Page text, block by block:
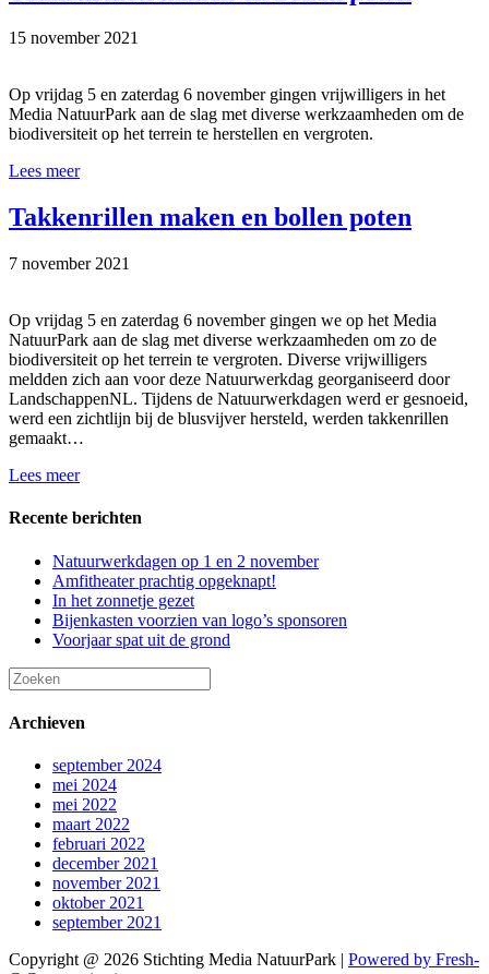
15 november 2021
Op vrijdag 5 en zaterdag 6 november gingen vrijwilligers in het
Media NatuurPark aan de slag met diverse werkzaamheden om de
biodiversiteit op het terrein te herstellen en vergroten.
Lees meer
Takkenrillen maken en bollen poten
7 november 2021
Op vrijdag 5 en zaterdag 6 november gingen we op het Media
NatuurPark aan de slag met diverse werkzaamheden om zo de
biodiversiteit op het terrein te vergroten. Diverse vrijwilligers
meldden zich aan voor deze Natuurwerkdag georganiseerd door
LandschappenNL. Tijdens de Natuurwerkdagen werd er gesnoeid,
werd een zichtlijn bij de blusvijver hersteld, werden takkenrillen
gemaakt…
Lees meer
Recente berichten
Natuurwerkdagen op 1 en 2 november
Amfitheater prachtig opgeknapt!
In het zonnetje gezet
Bijenkasten voorzien van logo’s sponsoren
Voorjaar spat uit de grond
Archieven
september 2024
mei 2024
mei 2022
maart 2022
februari 2022
december 2021
november 2021
oktober 2021
september 2021
Copyright @ 2026 Stichting Media NatuurPark | Powered by Fresh-